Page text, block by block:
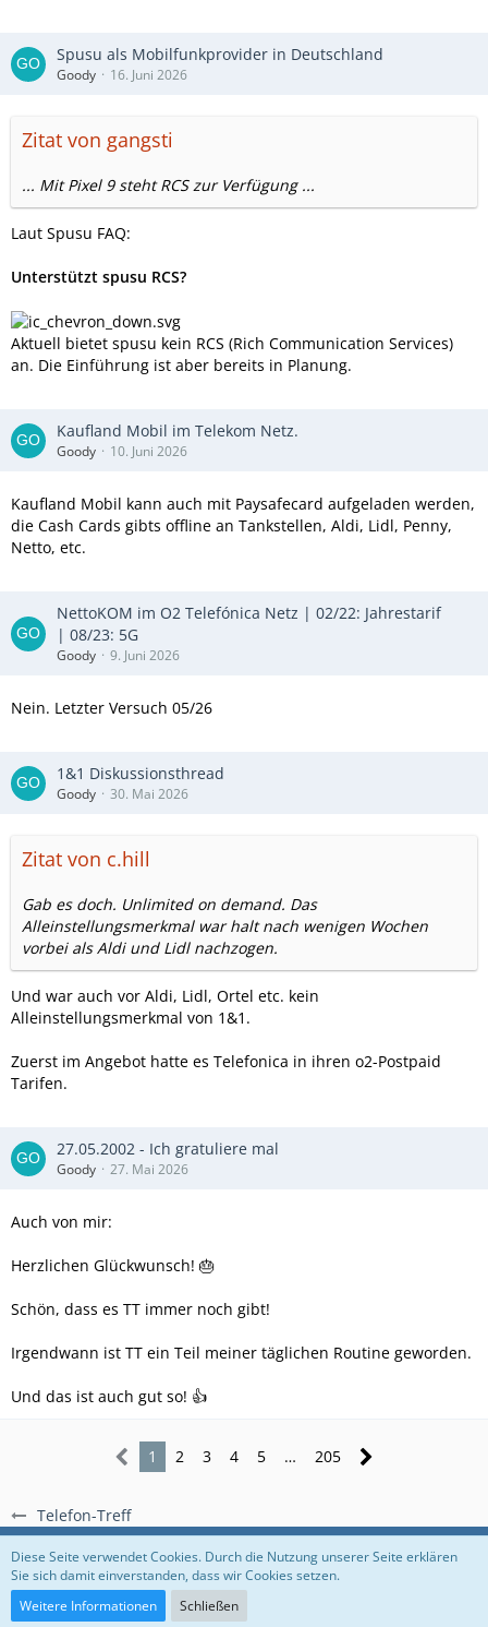
Telefon-Treff
Spusu als Mobilfunkprovider in Deutschland
Goody 16. Juni 2026
Zitat von gangsti
... Mit Pixel 9 steht RCS zur Verfügung ...
Laut Spusu FAQ:
Unterstützt spusu RCS?
Aktuell bietet spusu kein RCS (Rich Communication Services)
an. Die Einführung ist aber bereits in Planung.
Kaufland Mobil im Telekom Netz.
Goody 10. Juni 2026
Kaufland Mobil kann auch mit Paysafecard aufgeladen werden,
die Cash Cards gibts offline an Tankstellen, Aldi, Lidl, Penny,
Netto, etc.
NettoKOM im O2 Telefónica Netz | 02/22: Jahrestarif
| 08/23: 5G
Goody 9. Juni 2026
Nein. Letzter Versuch 05/26
1&1 Diskussionsthread
Goody 30. Mai 2026
Zitat von c.hill
Gab es doch. Unlimited on demand. Das
Alleinstellungsmerkmal war halt nach wenigen Wochen
vorbei als Aldi und Lidl nachzogen.
Und war auch vor Aldi, Lidl, Ortel etc. kein
Alleinstellungsmerkmal von 1&1.
Zuerst im Angebot hatte es Telefonica in ihren o2-Postpaid
Tarifen.
27.05.2002 - Ich gratuliere mal
Goody 27. Mai 2026
Auch von mir:
Herzlichen Glückwunsch! 🎂
Schön, dass es TT immer noch gibt!
Irgendwann ist TT ein Teil meiner täglichen Routine geworden.
Und das ist auch gut so! 👍
1 2 3 4 5 … 205
Regeln Datenschutzerklärung Impressum
Community-Software:
Diese Seite verwendet Cookies. Durch die Nutzung unserer Seite erklären
Sie sich damit einverstanden, dass wir Cookies setzen.
Weitere Informationen
Schließen